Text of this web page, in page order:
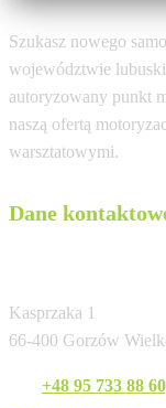
Szukasz nowego
województwie
autoryzowany punkt
naszą ofertą
warsztatowymi.
Dane
Kasprzaka 1
66-400 Gorzów
+48 95 733 88